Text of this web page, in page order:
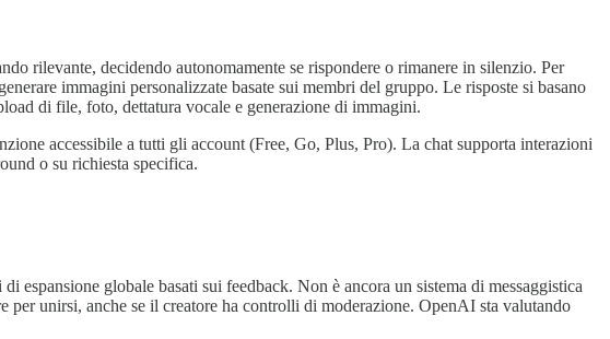
rilevante, decidendo autonomamente se rispondere o rimanere in silenzio. Per
immagini personalizzate basate sui membri del gruppo. Le risposte si basano
di file, foto, dettatura vocale e generazione di immagini.​
accessibile a tutti gli account (Free, Go, Plus, Pro). La chat supporta interazioni
o su richiesta specifica.​
globale basati sui feedback. Non è ancora un sistema di messaggistica
unirsi, anche se il creatore ha controlli di moderazione. OpenAI sta valutando